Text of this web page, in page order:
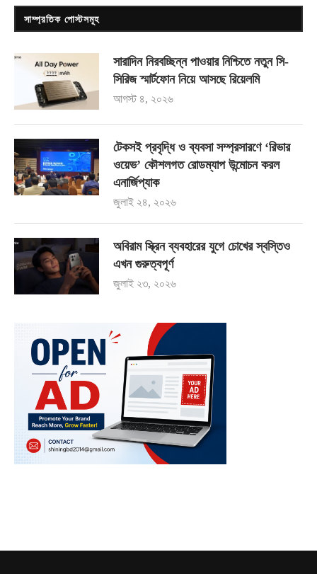
সাম্প্রতিক পোস্টসমূহ
সারাদিন নিরবচ্ছিন্ন পাওয়ার নিশ্চিতে নতুন সি-
সিরিজ স্মার্টফোন নিয়ে আসছে রিয়েলমি
আগস্ট ৪, ২০২৬
টেকসই প্রবৃদ্ধি ও ব্যবসা সম্প্রসারণে ‘রিভার
ওয়েভ’ কৌশলগত রোডম্যাপ উন্মোচন করল
এনার্জিপ্যাক
জুলাই ২৪, ২০২৬
অবিরাম স্ক্রিন ব্যবহারের যুগে চোখের স্বস্তিও
এখন গুরুত্বপূর্ণ
জুলাই ২৩, ২০২৬